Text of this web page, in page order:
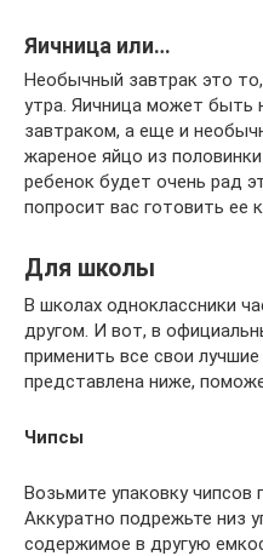
Яичница или…
Необычный завтрак это
утра. Яичница может
завтраком, а еще и
жареное яйцо из
ребенок будет очень рад
попросит вас готовить ее
Для школы
В школах одноклассники
другом. И вот, в
применить все свои
представлена ниже,
Чипсы
Возьмите упаковку чипсов
Аккуратно подрежьте низ
содержимое в другую